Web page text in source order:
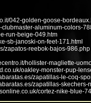
042-golden-goose-
aluminum-colors-
run-beige-049.htm
sb-janoski-on-feet-171.html
zapatos-reebok-bajos-986.php
hollister-magliette-
oakley-monster-pup-
zapatillas-le-coq-
zapatillas-
cortez-nike-blue-